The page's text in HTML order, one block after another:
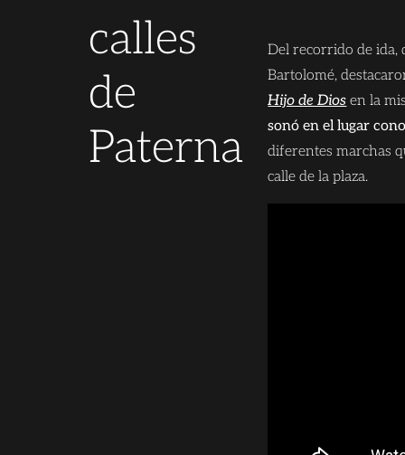
calles
de
Paterna
Del recorrido de ida,
Bartolomé,
Hijo de Dios en la
sonó en el lugar
diferentes marchas
calle de la plaza.